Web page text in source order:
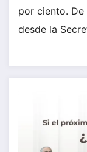
por ciento.
desde la